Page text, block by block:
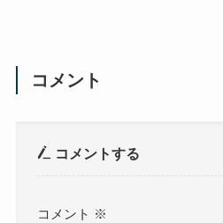
コメント
コメントする
コメント ※